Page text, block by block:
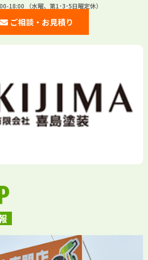
18:00 （水曜、第1･3･5日曜定休）
ご相談・お見積り